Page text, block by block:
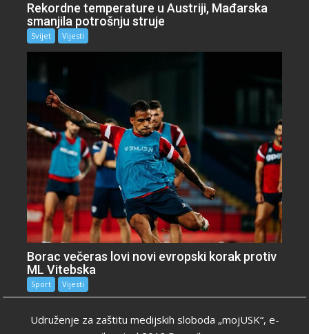
Rekordne temperature u Austriji, Mađarska
smanjila potrošnju struje
Svijet Vijesti
Borac večeras lovi novi evropski korak protiv
ML Vitebska
Sport Vijesti
Udruženje za zaštitu medijskih sloboda „mojUSK“, e-